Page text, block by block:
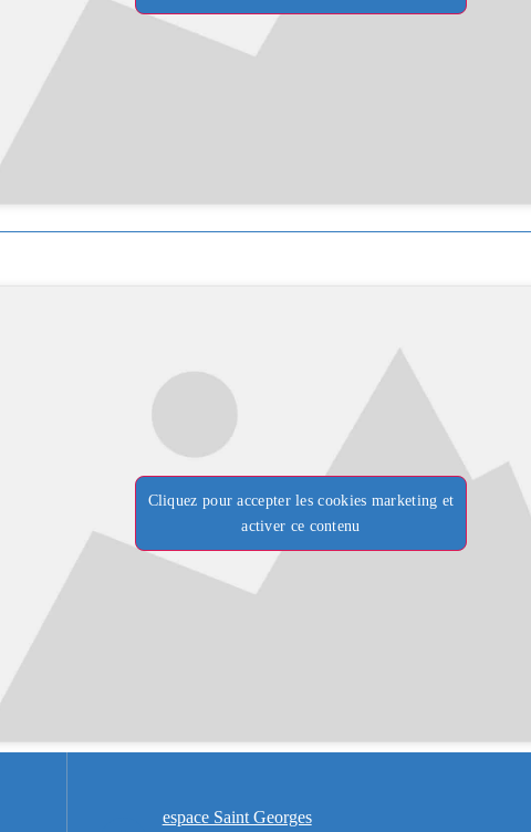
Cliquez pour accepter les cookies marketing et
activer ce contenu
espace Saint Georges